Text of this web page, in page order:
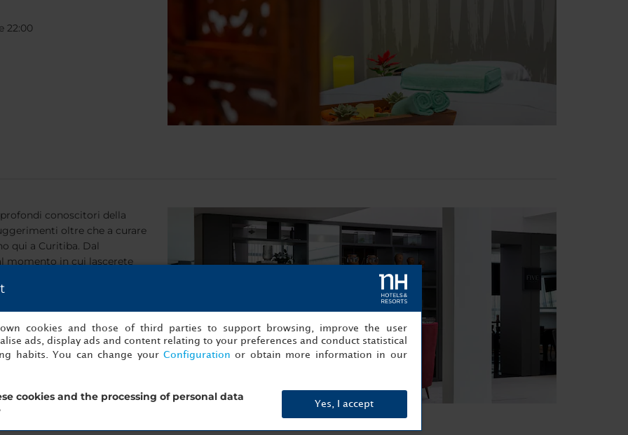
22:00
conoscitori della
oltre che a curare
qui a Curitiba. Dal
momento in cui lascerete
successivamente,
utili per rendere il
di prenotare un
Guest Relations
casi, anche veri e propri
cookies and those of third parties to support browsing, improve the user
ads, display ads and content relating to your preferences and conduct statistical
habits. You can change your Configuration or obtain more information in our
cookies and the processing of personal data
Yes, I accept